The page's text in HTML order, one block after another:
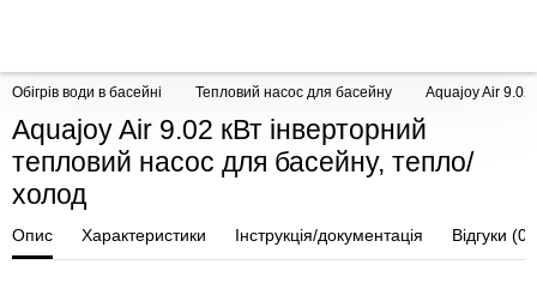
Обігрів води в басейні Тепловий насос для басейну Aquajoy Air 9.02
Aquajoy Air 9.02 кВт інверторний
тепловий насос для басейну, тепло/
холод
Опис Характеристики Інструкція/документація Відгуки (0)